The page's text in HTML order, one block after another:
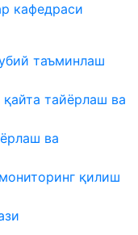
кафедраси
таъминлаш
тайёрлаш ва
ва
қилиш